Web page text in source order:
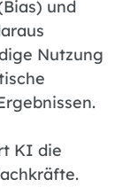
und
Nutzung
KI die